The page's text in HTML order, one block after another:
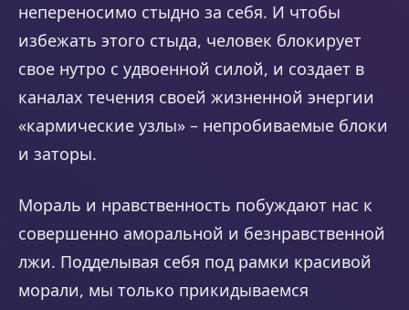
непереносимо стыдно за себя. И чтобы
избежать этого стыда, человек блокирует
свое нутро с удвоенной силой, и создает в
каналах течения своей жизненной энергии
«кармические узлы» – непробиваемые блоки
и заторы.
Мораль и нравственность побуждают нас к
совершенно аморальной и безнравственной
лжи. Подделывая себя под рамки красивой
морали, мы только прикидываемся